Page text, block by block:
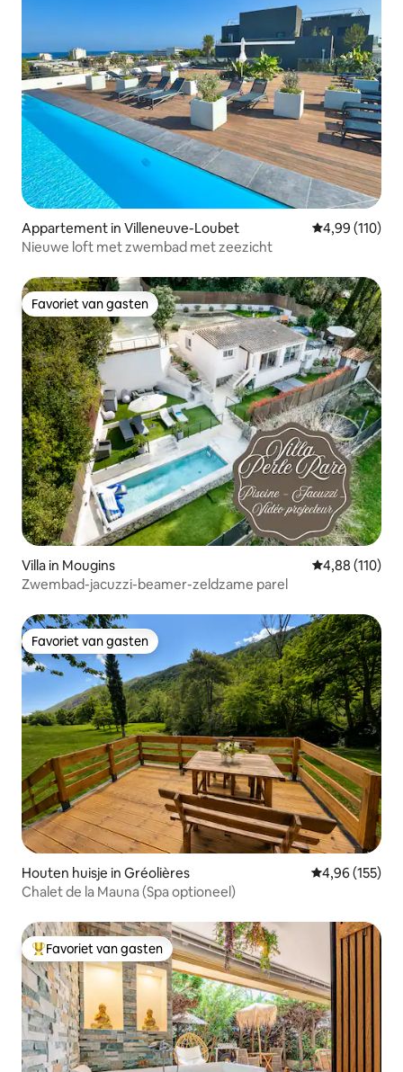
Appartement in Villeneuve-Loubet Gemiddelde
4,99 (110)
Nieuwe loft met zwembad met zeezicht
Favoriet van gasten
Favoriet van gasten
Villa in Mougins Gemiddelde
4,88 (110)
Zwembad-jacuzzi-beamer-zeldzame parel
Favoriet van gasten
Favoriet van gasten
Houten huisje in Gréolières Gemiddelde
4,96 (155)
Chalet de la Mauna (Spa optioneel)
Topfavoriet van gasten
Favoriet van gasten